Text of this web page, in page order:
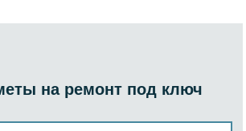
на ремонт под ключ